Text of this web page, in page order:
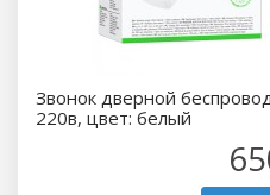
Звонок дверной
220в, цвет: белый